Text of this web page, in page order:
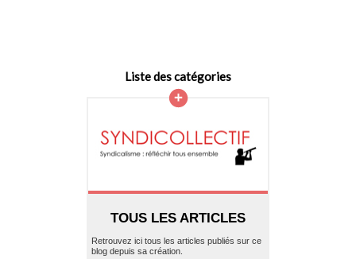
Liste des catégories
TOUS LES ARTICLES
Retrouvez ici tous les articles publiés sur ce
blog depuis sa création.